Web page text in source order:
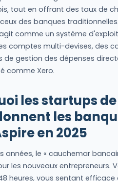
tout en offrant des taux de
des banques
comme un système
comptes multi-devises, des
de gestion des dépenses
comme Xero.
les startups
les
en 2025
années, le « cauchemar
les nouveaux entrepreneurs.
heures, vous sentant